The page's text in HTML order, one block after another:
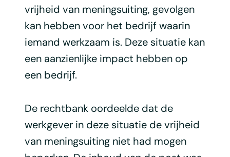
vrijheid van meningsuiting, gevolgen
kan hebben voor het bedrijf waarin
iemand werkzaam is. Deze situatie kan
een aanzienlijke impact hebben op
een bedrijf.
De rechtbank oordeelde dat de
werkgever in deze situatie de vrijheid
van meningsuiting niet had mogen